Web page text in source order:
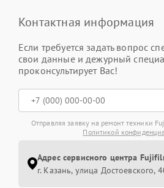
Контактная информация
Если требуется задать вопрос
свои данные и дежурный
проконсультирует Вас!
Отправляя заявку на ремонт техники
Политикой
Адрес сервисного центра
г. Казань, улица Достоевского,